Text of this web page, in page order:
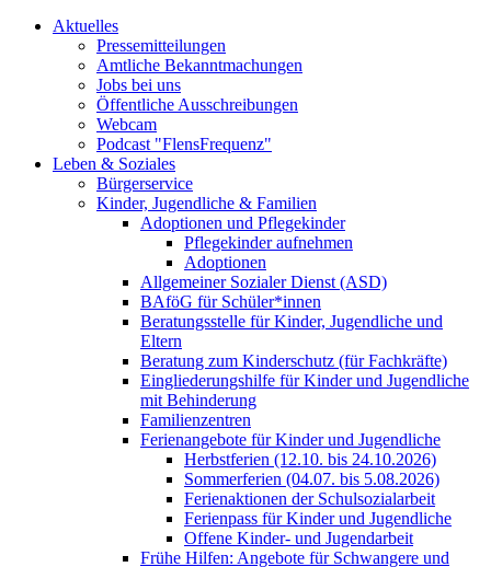
Aktuelles
Pressemitteilungen
Amtliche Bekanntmachungen
Jobs bei uns
Öffentliche Ausschreibungen
Webcam
Podcast "FlensFrequenz"
Leben & Soziales
Bürgerservice
Kinder, Jugendliche & Familien
Adoptionen und Pflegekinder
Pflegekinder aufnehmen
Adoptionen
Allgemeiner Sozialer Dienst (ASD)
BAföG für Schüler*innen
Beratungsstelle für Kinder, Jugendliche und
Eltern
Beratung zum Kinderschutz (für Fachkräfte)
Eingliederungshilfe für Kinder und Jugendliche
mit Behinderung
Familienzentren
Ferienangebote für Kinder und Jugendliche
Herbstferien (12.10. bis 24.10.2026)
Sommerferien (04.07. bis 5.08.2026)
Ferienaktionen der Schulsozialarbeit
Ferienpass für Kinder und Jugendliche
Offene Kinder- und Jugendarbeit
Frühe Hilfen: Angebote für Schwangere und